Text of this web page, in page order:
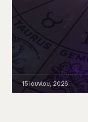
15 Ιουνίου, 2026